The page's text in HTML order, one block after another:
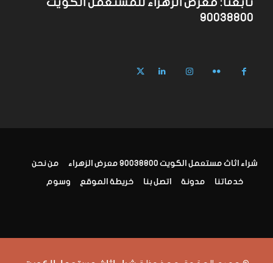
تابعنا: معرض الزهراء للمستعمل الكويت
90038800
شراء اثاث مستعمل الكويت 90038800 معرض الزهراء من نحن
خدماتنا مدونة اتصل بنا خريطة الموقع وسوم